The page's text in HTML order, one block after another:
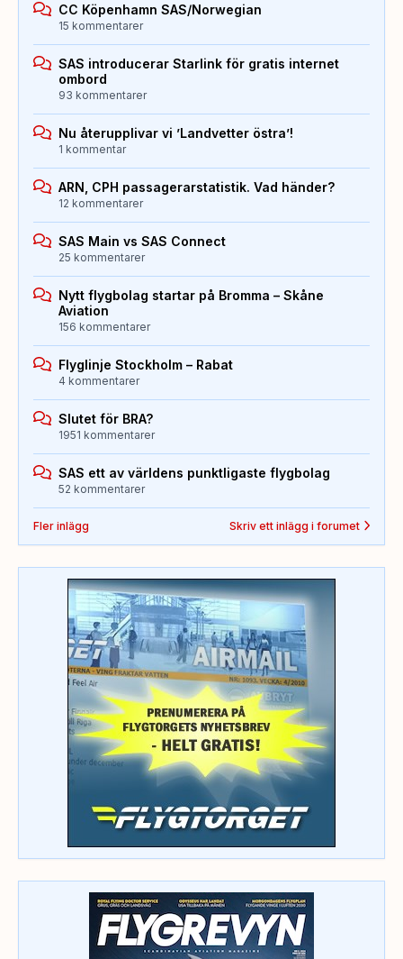
CC Köpenhamn SAS/Norwegian
15 kommentarer
SAS introducerar Starlink för gratis internet
ombord
93 kommentarer
Nu återupplivar vi ’Landvetter östra’!
1 kommentar
ARN, CPH passagerarstatistik. Vad händer?
12 kommentarer
SAS Main vs SAS Connect
25 kommentarer
Nytt flygbolag startar på Bromma – Skåne
Aviation
156 kommentarer
Flyglinje Stockholm – Rabat
4 kommentarer
Slutet för BRA?
1951 kommentarer
SAS ett av världens punktligaste flygbolag
52 kommentarer
Fler inlägg Skriv ett inlägg i forumet